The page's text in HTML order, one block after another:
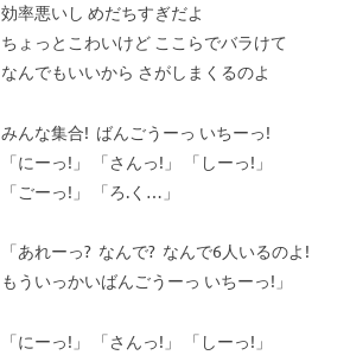
効率悪いし めだちすぎだよ
ちょっとこわいけど ここらでバラけて
なんでもいいから さがしまくるのよ
みんな集合! ばんごうーっ いちーっ!
「にーっ!」 「さんっ!」 「しーっ!」
「ごーっ!」 「ろ.く…」
「あれーっ? なんで? なんで6人いるのよ!
もういっかいばんごうーっ いちーっ!」
「にーっ!」 「さんっ!」 「しーっ!」